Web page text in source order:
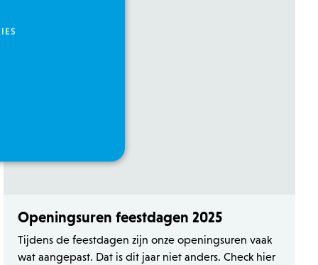
Openingsuren feestdagen 2025
Tijdens de feestdagen zijn onze openingsuren vaak
wat aangepast. Dat is dit jaar niet anders. Check hier
Zonder strikt